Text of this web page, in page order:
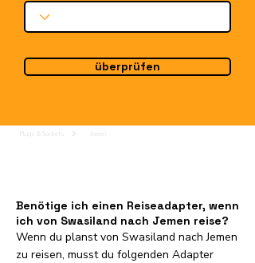
überprüfen
Benötige ich einen Reiseadapter, wenn
ich von Swasiland nach Jemen reise?
Wenn du planst von Swasiland nach Jemen
zu reisen, musst du folgenden Adapter